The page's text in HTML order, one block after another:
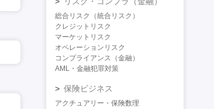
総合リスク（統合リスク）
クレジットリスク
マーケットリスク
オペレーションリスク
コンプライアンス（金融）
AML・金融犯罪対策
保険ビジネス
アクチュアリー・保険数理